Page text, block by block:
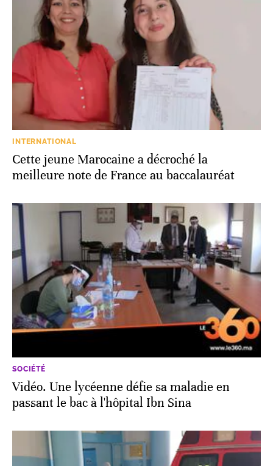
INTERNATIONAL
Cette jeune Marocaine a décroché la
meilleure note de France au baccalauréat
SOCIÉTÉ
Vidéo. Une lycéenne défie sa maladie en
passant le bac à l'hôpital Ibn Sina